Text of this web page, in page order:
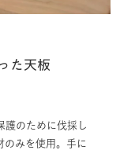
た天板
護のために伐採し
のみを使用。手に